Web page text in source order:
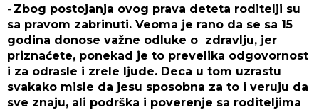
- Zbog postojanja ovog prava deteta roditelji su
sa pravom zabrinuti. Veoma je rano da se sa 15
godina donose važne odluke o zdravlju, jer
priznaćete, ponekad je to prevelika odgovornost
i za odrasle i zrele ljude. Deca u tom uzrastu
svakako misle da jesu sposobna za to i veruju da
sve znaju, ali podrška i poverenje sa roditeljima